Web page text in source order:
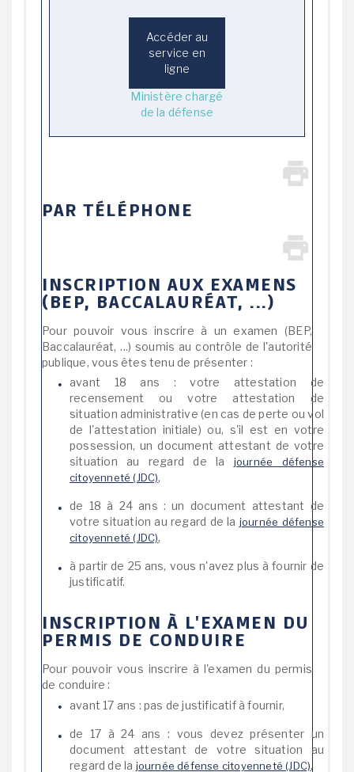
Accéder au
service en
ligne
Ministère chargé
de la défense
PAR TÉLÉPHONE
INSCRIPTION AUX EXAMENS
(BEP, BACCALAURÉAT, ...)
Pour pouvoir vous inscrire à un examen (BEP,
Baccalauréat, ...) soumis au contrôle de l'autorité
publique, vous êtes tenu de présenter :
avant 18 ans : votre attestation de
recensement ou votre attestation de
situation administrative (en cas de perte ou vol
de l'attestation initiale) ou, s'il est en votre
possession, un document attestant de votre
situation au regard de la journée défense
citoyenneté (JDC),
de 18 à 24 ans : un document attestant de
votre situation au regard de la journée défense
citoyenneté (JDC),
à partir de 25 ans, vous n'avez plus à fournir de
justificatif.
INSCRIPTION À L'EXAMEN DU
PERMIS DE CONDUIRE
Pour pouvoir vous inscrire à l'examen du permis
de conduire :
avant 17 ans : pas de justificatif à fournir,
de 17 à 24 ans : vous devez présenter un
document attestant de votre situation au
regard de la journée défense citoyenneté (JDC),